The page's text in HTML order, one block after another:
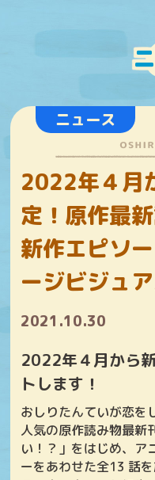
ニュース
2022年４月
定！原作最
新作エピソ
ージビジュ
2021.10.30
2022年４月から
トします！
おしりたんていが恋を
人気の原作読み物最新
い！？」をはじめ、ア
ーをあわせた全13 話を